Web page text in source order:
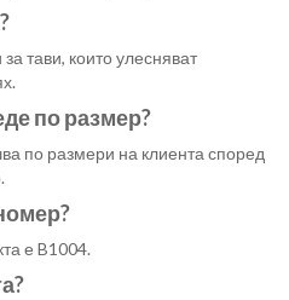
тави, които улесняват
по размер?
по размери на клиента според
е B1004.